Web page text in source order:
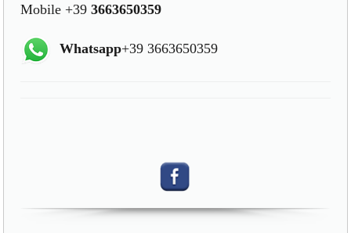
Mobile +393663650359
Whatsapp+39 3663650359